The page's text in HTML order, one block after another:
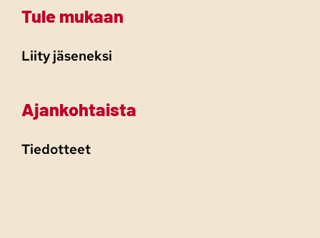
Tule mukaan
Liity jäseneksi
Ajankohtaista
Tiedotteet